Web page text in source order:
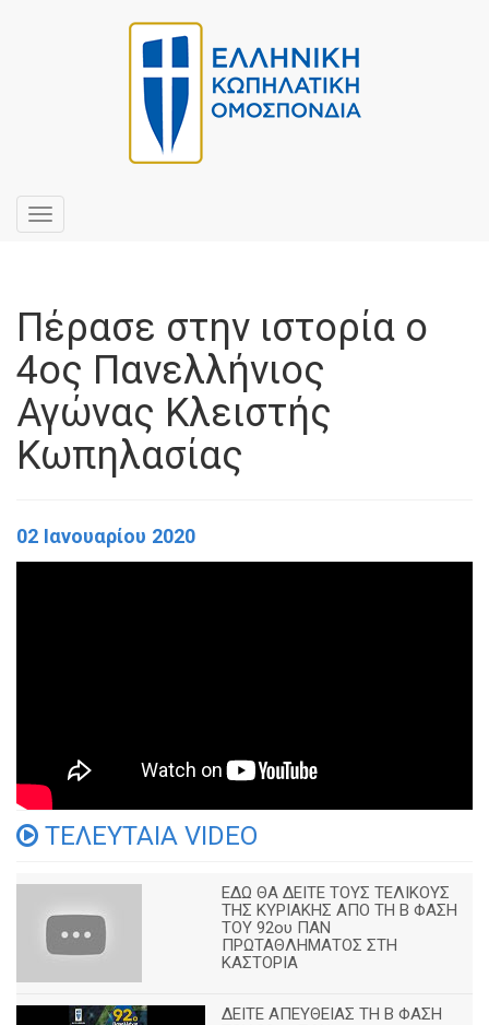
Toggle
navigation
Πέρασε στην ιστορία ο
4ος Πανελλήνιος
Αγώνας Κλειστής
Κωπηλασίας
02 Ιανουαρίου 2020
ΤΕΛΕΥΤΑΙΑ VIDEO
ΕΔΩ ΘΑ ΔΕΙΤΕ ΤΟΥΣ ΤΕΛΙΚΟΥΣ
ΤΗΣ ΚΥΡΙΑΚΗΣ ΑΠΟ ΤΗ Β ΦΑΣΗ
ΤΟΥ 92ου ΠΑΝ
ΠΡΩΤΑΘΛΗΜΑΤΟΣ ΣΤΗ
ΚΑΣΤΟΡΙΑ
ΔΕΙΤΕ ΑΠΕΥΘΕΙΑΣ ΤΗ Β ΦΑΣΗ